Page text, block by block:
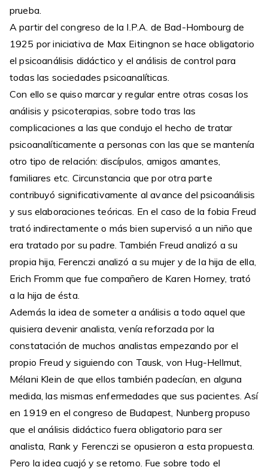
prueba.
A partir del congreso de la I.P.A. de Bad-Hombourg de
1925 por iniciativa de Max Eitingnon se hace obligatorio
el psicoanálisis didáctico y el análisis de control para
todas las sociedades psicoanalíticas.
Con ello se quiso marcar y regular entre otras cosas los
análisis y psicoterapias, sobre todo tras las
complicaciones a las que condujo el hecho de tratar
psicoanalíticamente a personas con las que se mantenía
otro tipo de relación: discípulos, amigos amantes,
familiares etc. Circunstancia que por otra parte
contribuyó significativamente al avance del psicoanálisis
y sus elaboraciones teóricas. En el caso de la fobia Freud
trató indirectamente o más bien supervisó a un niño que
era tratado por su padre. También Freud analizó a su
propia hija, Ferenczi analizó a su mujer y de la hija de ella,
Erich Fromm que fue compañero de Karen Horney, trató
a la hija de ésta.
Además la idea de someter a análisis a todo aquel que
quisiera devenir analista, venía reforzada por la
constatación de muchos analistas empezando por el
propio Freud y siguiendo con Tausk, von Hug-Hellmut,
Mélani Klein de que ellos también padecían, en alguna
medida, las mismas enfermedades que sus pacientes. Así
en 1919 en el congreso de Budapest, Nunberg propuso
que el análisis didáctico fuera obligatorio para ser
analista, Rank y Ferenczi se opusieron a esta propuesta.
Pero la idea cuajó y se retomo. Fue sobre todo el